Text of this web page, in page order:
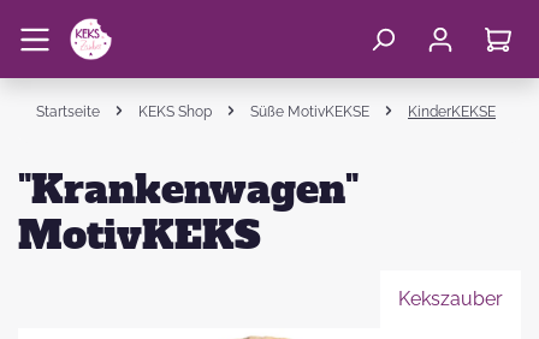
Startseite KEKS Shop Süße MotivKEKSE KinderKEKSE
"Krankenwagen"
MotivKEKS
Kekszauber